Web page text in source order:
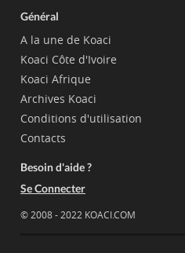
Général
A la une de Koaci
Koaci Côte d'Ivoire
Koaci Afrique
Archives Koaci
Conditions d'utilisation
Contacts
Besoin d'aide ?
Se Connecter
© 2008 - 2022 KOACI.COM